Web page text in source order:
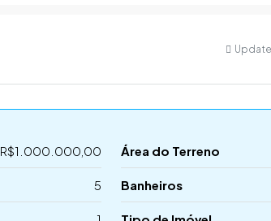
R$1.000.000,00 Área do Terreno
5 Banheiros